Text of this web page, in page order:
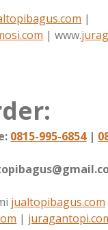
|
| www.
0815-995-6854|
jualtopibagus.com
|